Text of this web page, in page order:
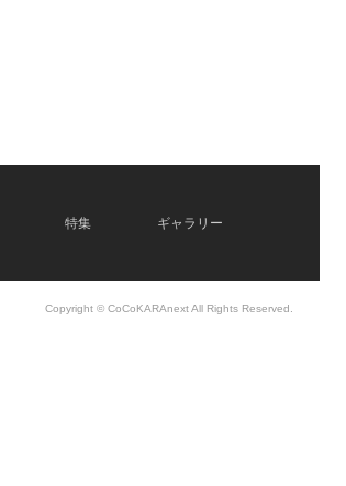
特集 ギャラリー
Copyright © CoCoKARAnext All Rights Reserved.